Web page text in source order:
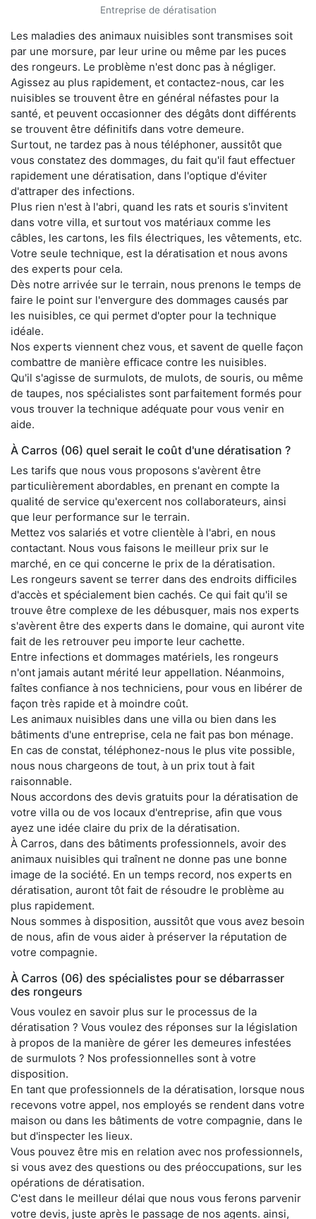
Entreprise de dératisation
Les maladies des animaux nuisibles sont transmises soit
par une morsure, par leur urine ou même par les puces
des rongeurs. Le problème n'est donc pas à négliger.
Agissez au plus rapidement, et contactez-nous, car les
nuisibles se trouvent être en général néfastes pour la
santé, et peuvent occasionner des dégâts dont différents
se trouvent être définitifs dans votre demeure.
Surtout, ne tardez pas à nous téléphoner, aussitôt que
vous constatez des dommages, du fait qu'il faut effectuer
rapidement une dératisation, dans l'optique d'éviter
d'attraper des infections.
Plus rien n'est à l'abri, quand les rats et souris s'invitent
dans votre villa, et surtout vos matériaux comme les
câbles, les cartons, les fils électriques, les vêtements, etc.
Votre seule technique, est la dératisation et nous avons
des experts pour cela.
Dès notre arrivée sur le terrain, nous prenons le temps de
faire le point sur l'envergure des dommages causés par
les nuisibles, ce qui permet d'opter pour la technique
idéale.
Nos experts viennent chez vous, et savent de quelle façon
combattre de manière efficace contre les nuisibles.
Qu'il s'agisse de surmulots, de mulots, de souris, ou même
de taupes, nos spécialistes sont parfaitement formés pour
vous trouver la technique adéquate pour vous venir en
aide.
À Carros (06) quel serait le coût d'une dératisation ?
Les tarifs que nous vous proposons s'avèrent être
particulièrement abordables, en prenant en compte la
qualité de service qu'exercent nos collaborateurs, ainsi
que leur performance sur le terrain.
Mettez vos salariés et votre clientèle à l'abri, en nous
contactant. Nous vous faisons le meilleur prix sur le
marché, en ce qui concerne le prix de la dératisation.
Les rongeurs savent se terrer dans des endroits difficiles
d'accès et spécialement bien cachés. Ce qui fait qu'il se
trouve être complexe de les débusquer, mais nos experts
s'avèrent être des experts dans le domaine, qui auront vite
fait de les retrouver peu importe leur cachette.
Entre infections et dommages matériels, les rongeurs
n'ont jamais autant mérité leur appellation. Néanmoins,
faîtes confiance à nos techniciens, pour vous en libérer de
façon très rapide et à moindre coût.
Les animaux nuisibles dans une villa ou bien dans les
bâtiments d'une entreprise, cela ne fait pas bon ménage.
En cas de constat, téléphonez-nous le plus vite possible,
nous nous chargeons de tout, à un prix tout à fait
raisonnable.
Nous accordons des devis gratuits pour la dératisation de
votre villa ou de vos locaux d'entreprise, afin que vous
ayez une idée claire du prix de la dératisation.
À Carros, dans des bâtiments professionnels, avoir des
animaux nuisibles qui traînent ne donne pas une bonne
image de la société. En un temps record, nos experts en
dératisation, auront tôt fait de résoudre le problème au
plus rapidement.
Nous sommes à disposition, aussitôt que vous avez besoin
de nous, afin de vous aider à préserver la réputation de
votre compagnie.
À Carros (06) des spécialistes pour se débarrasser
des rongeurs
Vous voulez en savoir plus sur le processus de la
dératisation ? Vous voulez des réponses sur la législation
à propos de la manière de gérer les demeures infestées
de surmulots ? Nos professionnelles sont à votre
disposition.
En tant que professionnels de la dératisation, lorsque nous
recevons votre appel, nos employés se rendent dans votre
maison ou dans les bâtiments de votre compagnie, dans le
but d'inspecter les lieux.
Vous pouvez être mis en relation avec nos professionnels,
si vous avez des questions ou des préoccupations, sur les
opérations de dératisation.
C'est dans le meilleur délai que nous vous ferons parvenir
votre devis, juste après le passage de nos agents. ainsi,